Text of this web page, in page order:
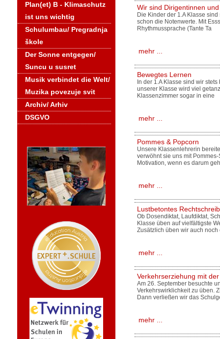
Plan(et) B - Klimaschutz
ist uns wichtig
Schulumbau/ Pregradnja
škole
Der Sonne entgegen/
Suncu u susret
Musik verbindet die Welt/
Muzika povezuje svit
Archiv/ Arhiv
DSGVO
Wir sind Dirigentinnen
Die Kinder der 1.A Klasse
schon die Notenwerte. Mit
Rhythmussprache (Tante Ta
mehr ...
Bewegtes Lernen
In der 1.A Klasse sind wir
unserer Klasse wird viel
Klassenzimmer sogar in eine
mehr ...
Pommes & Popcorn
Unsere Klassenlehrerin
verwöhnt sie uns mit
Motivation, wenn es darum
mehr ...
Lustbetontes
Ob Dosendiktat, Laufdiktat,
Klasse üben auf vielfältigste
Zusätzlich üben wir auch
mehr ...
Verkehrserziehung mit
Am 26. September besuchte
Verkehrswirklichkeit zu üben.
Dann verließen wir das
mehr ...